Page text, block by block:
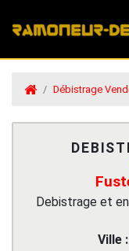
Débistrage
Debistrage et
Ville :